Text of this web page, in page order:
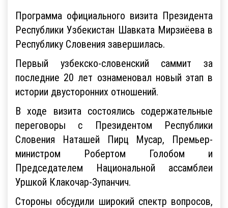
Программа официального визита Президента
Республики Узбекистан Шавката Мирзиёева в
Республику Словения завершилась.
Первый узбекско-словенский саммит за
последние 20 лет ознаменовал новый этап в
истории двусторонних отношений.
В ходе визита состоялись содержательные
переговоры с Президентом Республики
Словения Наташей Пирц Мусар, Премьер-
министром Робертом Голобом и
Председателем Национальной ассамблеи
Уршкой Клакочар-Зупанчич.
Стороны обсудили широкий спектр вопросов,